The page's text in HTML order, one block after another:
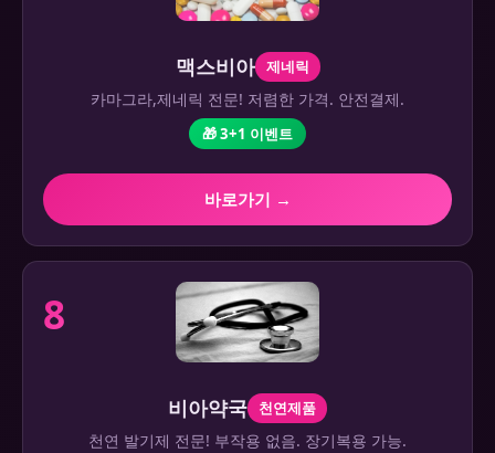
맥스비아 제네릭
카마그라,제네릭 전문! 저렴한 가격. 안전결제.
🎁 3+1 이벤트
바로가기 →
8
비아약국 천연제품
천연 발기제 전문! 부작용 없음. 장기복용 가능.